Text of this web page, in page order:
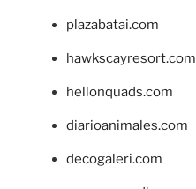
plazabatai.com
hawkscayresort.com
hellonquads.com
diarioanimales.com
decogaleri.com